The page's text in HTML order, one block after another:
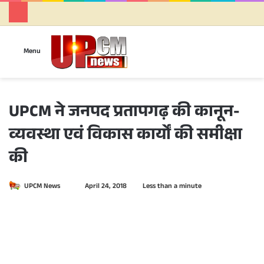
Menu
UPCM ने जनपद प्रतापगढ़ की कानून-
व्यवस्था एवं विकास कार्यों की समीक्षा
की
UPCM News April 24, 2018 Less than a minute